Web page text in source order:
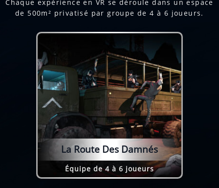
Chaque expérience en VR se déroule dans un espace
de 500m² privatisé par groupe de 4 à 6 joueurs.
La Route Des Damnés
Équipe de 4 à 6 joueurs